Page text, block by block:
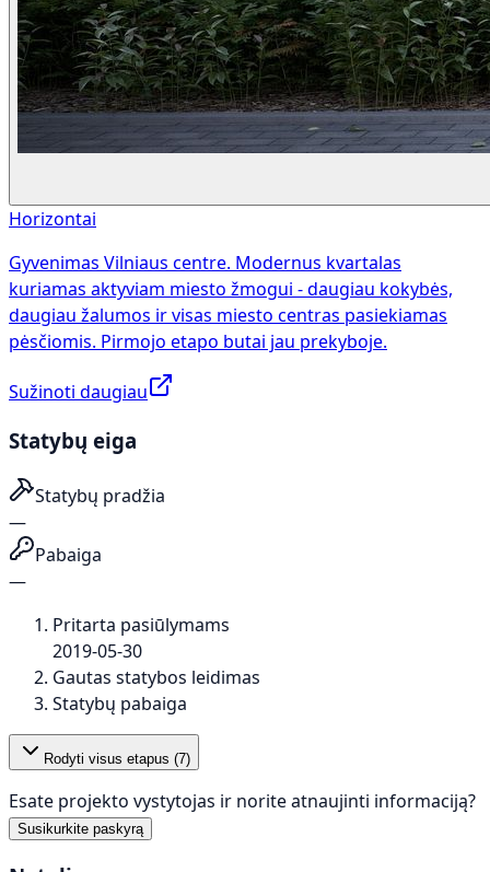
Horizontai
Gyvenimas Vilniaus centre. Modernus kvartalas
kuriamas aktyviam miesto žmogui - daugiau kokybės,
daugiau žalumos ir visas miesto centras pasiekiamas
pėsčiomis. Pirmojo etapo butai jau prekyboje.
Sužinoti daugiau
Statybų eiga
Statybų pradžia
—
Pabaiga
—
Pritarta pasiūlymams
2019-05-30
Gautas statybos leidimas
Statybų pabaiga
Rodyti visus etapus (7)
Esate projekto vystytojas ir norite atnaujinti informaciją?
Susikurkite paskyrą